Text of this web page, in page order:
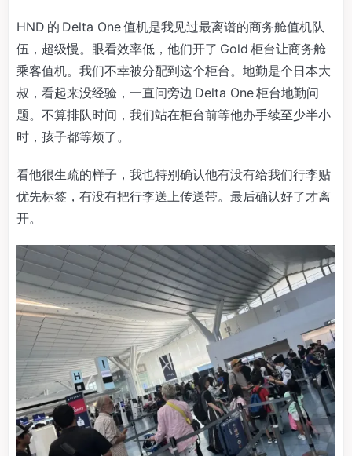
HND 的 Delta One 值机是我见过最离谱的商务舱值机队
伍，超级慢。眼看效率低，他们开了 Gold 柜台让商务舱
乘客值机。我们不幸被分配到这个柜台。地勤是个日本大
叔，看起来没经验，一直问旁边 Delta One 柜台地勤问
题。不算排队时间，我们站在柜台前等他办手续至少半小
时，孩子都等烦了。
看他很生疏的样子，我也特别确认他有没有给我们行李贴
优先标签，有没有把行李送上传送带。最后确认好了才离
开。